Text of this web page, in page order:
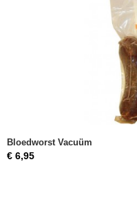
Bloedworst Vacuüm
€ 6,95